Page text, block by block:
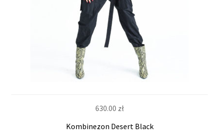
630.00 zł
Kombinezon Desert Black